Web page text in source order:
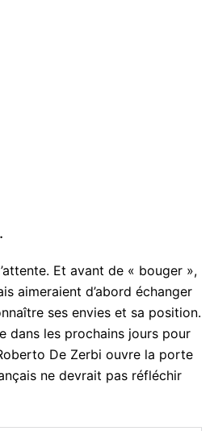
Et avant de « bouger »,
aimeraient d’abord échanger
ses envies et sa position.
dans les prochains jours pour
De Zerbi ouvre la porte
ne devrait pas réfléchir